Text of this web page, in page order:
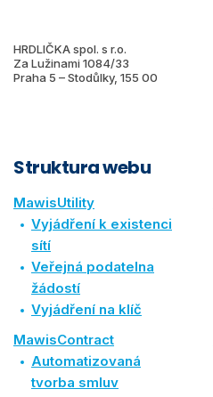
HRDLIČKA spol. s r.o.
Za Lužinami 1084/33
Praha 5 – Stodůlky, 155 00
Struktura webu
MawisUtility
Vyjádření k existenci
sítí
Veřejná podatelna
žádostí
Vyjádření na klíč
MawisContract
Automatizovaná
tvorba smluv